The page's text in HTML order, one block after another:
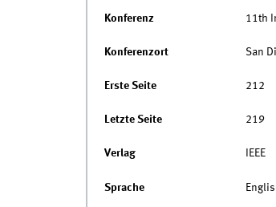
Konferenz 11th
Konferenzort San
Erste Seite 212
Letzte Seite 219
Verlag IEEE
Sprache